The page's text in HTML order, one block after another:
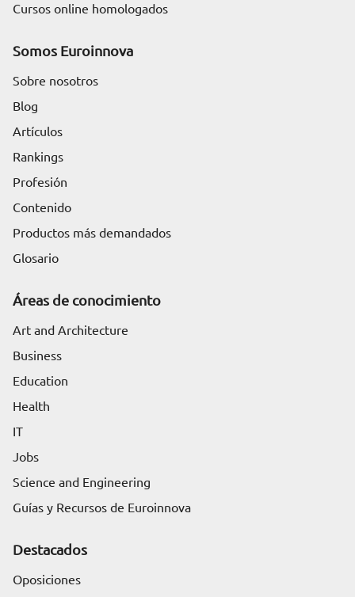
Cursos online homologados
Somos Euroinnova
Sobre nosotros
Blog
Artículos
Rankings
Profesión
Contenido
Productos más demandados
Glosario
Áreas de conocimiento
Art and Architecture
Business
Education
Health
IT
Jobs
Science and Engineering
Guías y Recursos de Euroinnova
Destacados
Oposiciones